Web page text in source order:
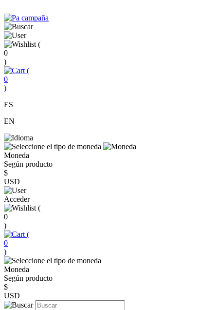
(
0
)
(
0
)
ES
EN
Moneda
Según producto
$
USD
Acceder
(
0
)
(
0
)
Moneda
Según producto
$
USD